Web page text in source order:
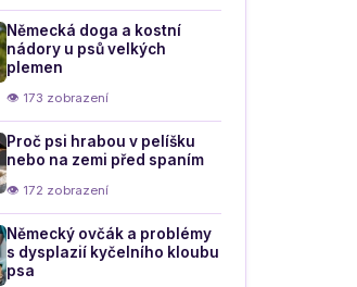
Německá doga a kostní
nádory u psů velkých
plemen
👁 173 zobrazení
Proč psi hrabou v pelíšku
nebo na zemi před spaním
👁 172 zobrazení
Německý ovčák a problémy
s dysplazií kyčelního kloubu
psa